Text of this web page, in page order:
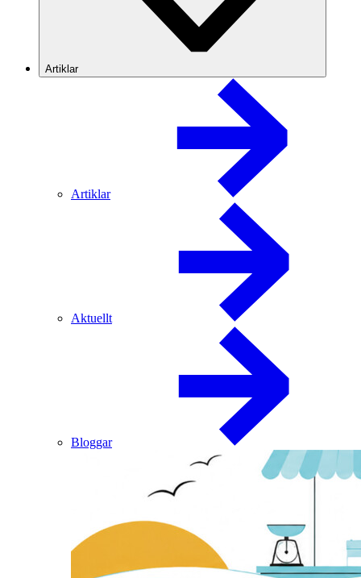
Artiklar
Artiklar
Aktuellt
Bloggar